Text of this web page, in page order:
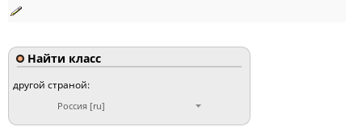
Найти класс
другой страной:
Россия [ru]